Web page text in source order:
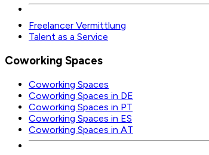
Freelancer Vermittlung
Talent as a Service
Coworking Spaces
Coworking Spaces
Coworking Spaces in DE
Coworking Spaces in PT
Coworking Spaces in ES
Coworking Spaces in AT